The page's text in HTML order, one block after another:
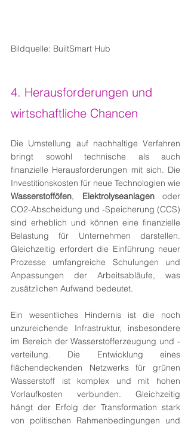
Bildquelle: BuiltSmart Hub
4. Herausforderungen und
wirtschaftliche Chancen
Die Umstellung auf nachhaltige Verfahren
bringt sowohl technische als auch
finanzielle Herausforderungen mit sich. Die
Wasserstofföfen, Elektrolyseanlagen oder
CO2-Abscheidung und -Speicherung (CCS)
sind erheblich und können eine finanzielle
Belastung für Unternehmen darstellen.
Gleichzeitig erfordert die Einführung neuer
Prozesse umfangreiche Schulungen und
Anpassungen der Arbeitsabläufe, was
zusätzlichen Aufwand bedeutet.
Ein wesentliches Hindernis ist die noch
unzureichende Infrastruktur, insbesondere
im Bereich der Wasserstofferzeugung und -
verteilung. Die Entwicklung eines
flächendeckenden Netzwerks für grünen
Wasserstoff ist komplex und mit hohen
Vorlaufkosten verbunden. Gleichzeitig
hängt der Erfolg der Transformation stark
von politischen Rahmenbedingungen und